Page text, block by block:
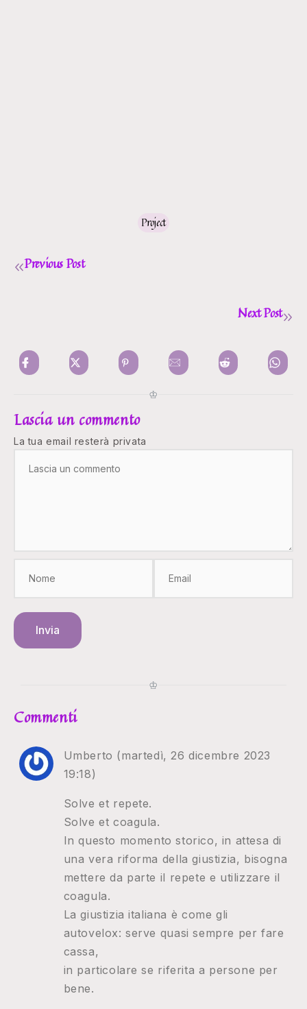
Project
Previous Post
Next Post
♔
Lascia un commento
La tua email resterà privata
Invia
♔
Commenti
Umberto (martedì, 26 dicembre 2023
19:18)
Solve et repete.
Solve et coagula.
In questo momento storico, in attesa di
una vera riforma della giustizia, bisogna
mettere da parte il repete e utilizzare il
coagula.
La giustizia italiana è come gli
autovelox: serve quasi sempre per fare
cassa,
in particolare se riferita a persone per
bene.